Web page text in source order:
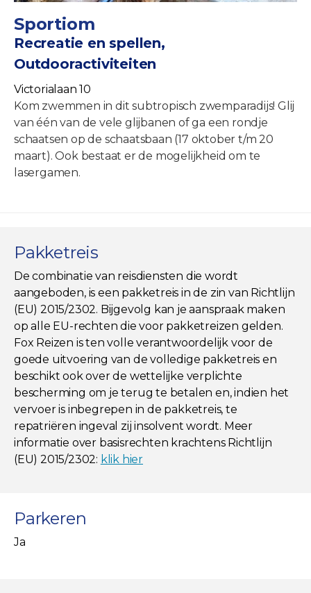
Sportiom
Recreatie en spellen,
Outdooractiviteiten
Victorialaan 10
Kom zwemmen in dit subtropisch zwemparadijs! Glij
van één van de vele glijbanen of ga een rondje
schaatsen op de schaatsbaan (17 oktober t/m 20
maart). Ook bestaat er de mogelijkheid om te
lasergamen.
Pakketreis
De combinatie van reisdiensten die wordt
aangeboden, is een pakketreis in de zin van Richtlijn
(EU) 2015/2302. Bijgevolg kan je aanspraak maken
op alle EU-rechten die voor pakketreizen gelden.
Fox Reizen is ten volle verantwoordelijk voor de
goede uitvoering van de volledige pakketreis en
beschikt ook over de wettelijke verplichte
bescherming om je terug te betalen en, indien het
vervoer is inbegrepen in de pakketreis, te
repatriëren ingeval zij insolvent wordt. Meer
informatie over basisrechten krachtens Richtlijn
(EU) 2015/2302: klik hier
Parkeren
Ja